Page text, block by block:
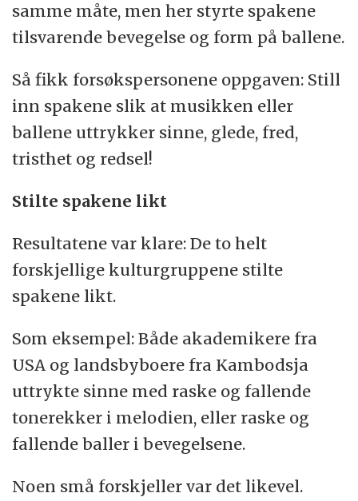
samme måte, men her styrte spakene
tilsvarende bevegelse og form på ballene.
Så fikk forsøkspersonene oppgaven: Still
inn spakene slik at musikken eller
ballene uttrykker sinne, glede, fred,
tristhet og redsel!
Stilte spakene likt
Resultatene var klare: De to helt
forskjellige kulturgruppene stilte
spakene likt.
Som eksempel: Både akademikere fra
USA og landsbyboere fra Kambodsja
uttrykte sinne med raske og fallende
tonerekker i melodien, eller raske og
fallende baller i bevegelsene.
Noen små forskjeller var det likevel.